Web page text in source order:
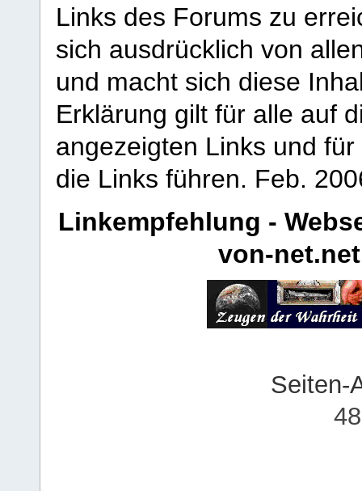
Links des Forums zu
sich ausdrücklich von
und macht sich diese
Erklärung gilt für alle auf
angezeigten Links und
die Links führen. Feb.
Linkempfehlung -
von-net.net
Seiten-